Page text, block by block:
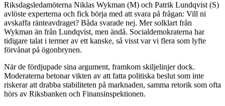
Riksdagsledamöterna Niklas Wykman (M) och Patrik Lundqvist (S)
avlöste experterna och fick börja med att svara på frågan: Vill ni
avskaffa ränteavdraget? Båda svarade nej. Mer solklart från
Wykman än från Lundqvist, men ändå. Socialdemokraterna har
tidigare talat i termer av ett kanske, så visst var vi flera som lyfte
förvånat på ögonbrynen.
När de fördjupade sina argument, framkom skiljelinjer dock.
Moderaterna betonar vikten av att fatta politiska beslut som inte
riskerar att drabba stabiliteten på marknaden, samma retorik som ofta
hörs av Riksbanken och Finansinspektionen.